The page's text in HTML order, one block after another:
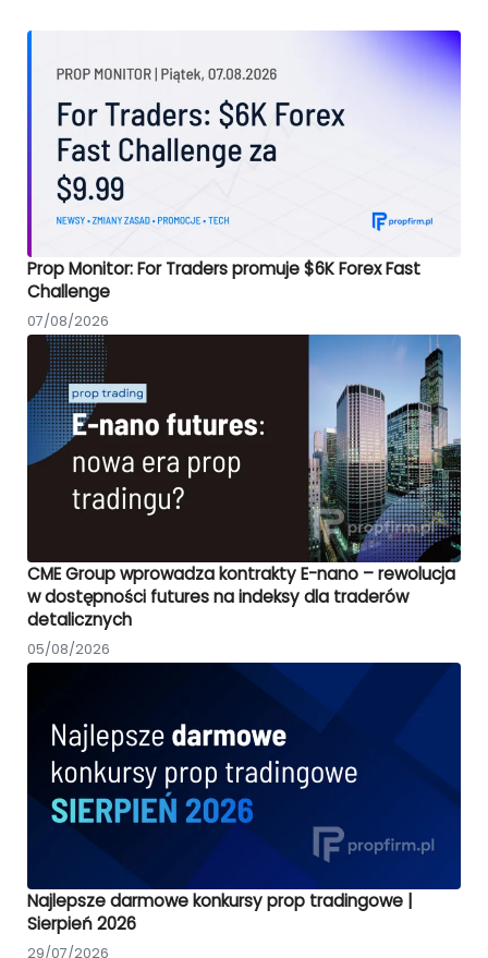
Prop Monitor: For Traders promuje $6K Forex Fast
Challenge
07/08/2026
CME Group wprowadza kontrakty E-nano – rewolucja
w dostępności futures na indeksy dla traderów
detalicznych
05/08/2026
Najlepsze darmowe konkursy prop tradingowe |
Sierpień 2026
29/07/2026